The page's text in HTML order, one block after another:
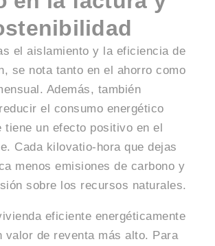
el aislamiento y la eficiencia de
se nota tanto en el ahorro como
Además, también
el consumo energético
tiene un efecto positivo en el
Cada kilovatio-hora que dejas
menos emisiones de carbono y
sobre los recursos naturales.
eficiente energéticamente
valor de reventa más alto. Para